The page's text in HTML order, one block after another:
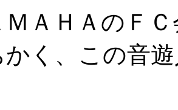
ＡＨＡのＦ
かく、この音